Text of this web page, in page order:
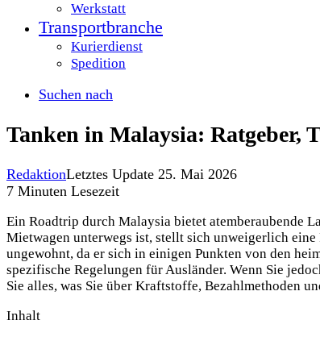
Werkstatt
Transportbranche
Kurierdienst
Spedition
Suchen nach
Tanken in Malaysia: Ratgeber,
RedaktionLetztes Update 25. Mai 2026
7 Minuten Lesezeit
Ein Roadtrip durch Malaysia bietet atemberaubende
Mietwagen unterwegs ist, stellt sich unweigerlich
ungewohnt, da er sich in einigen Punkten von den
spezifische Regelungen für Ausländer. Wenn Sie
Sie alles, was Sie über Kraftstoffe, Bezahlmethoden
Inhalt